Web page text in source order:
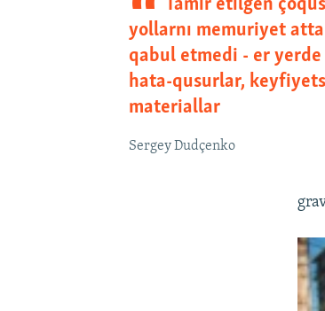
Tamir etilgen
yollarnı memuriyet atta
qabul etmedi - er yerde
hata-qusurlar,
materiallar
Sergey Dudçenko